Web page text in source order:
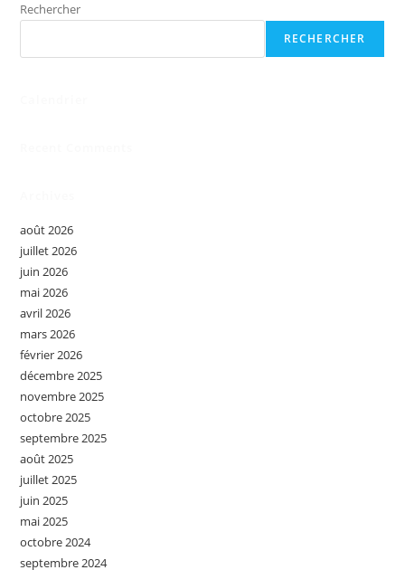
Rechercher
RECHERCHER
août 2026
juillet 2026
juin 2026
mai 2026
avril 2026
mars 2026
février 2026
décembre 2025
novembre 2025
octobre 2025
septembre 2025
août 2025
juillet 2025
juin 2025
mai 2025
octobre 2024
septembre 2024